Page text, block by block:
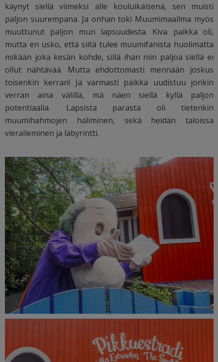
käynyt siellä viimeksi alle kouluikäisenä, sen muisti
paljon suurempana. Ja onhan toki Muumimaailma myös
muuttunut paljon mun lapsuudesta. Kiva paikka oli,
mutta en usko, että siitä tulee muumifanista huolimatta
mikään joka kesän kohde, sillä ihan niin paljoa siellä ei
ollut nähtävää. Mutta ehdottomasti mennään joskus
toisenkin kerran! Ja varmasti paikka uudistuu jonkin
verran aina välillä, mä näen siellä kyllä paljon
potentiaalia. Lapsista parasta oli tietenkin
muumihahmojen haliminen, sekä heidän taloissa
vieraileminen ja labyrintti.